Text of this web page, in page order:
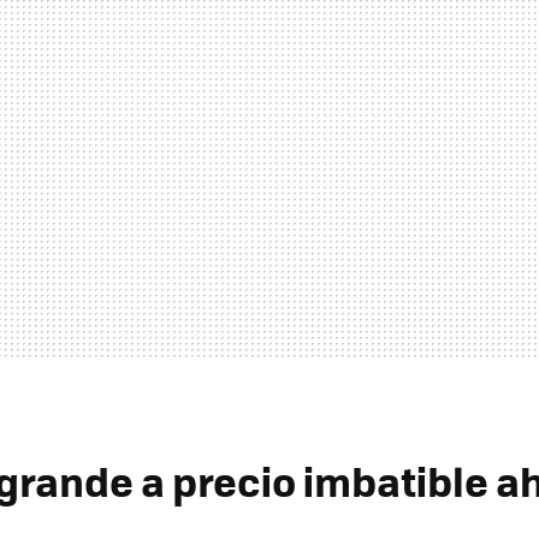
a precio imbatible